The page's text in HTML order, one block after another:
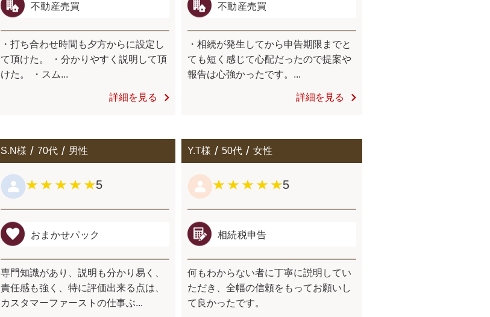
不動産売買
・打ち合わせ時間も⼣⽅からに設定し
て頂けた。 ・分かりやすく説明して頂
けた。 ・スム...
詳細を見る
不動産売買
・相続が発生してから申告期限までと
ても短く感じて心配だったので提案や
報告は心強かったです。...
詳細を見る
S.N様 70代 男性
5
おまかせパック
専⾨知識があり、説明も分かり易く、
責任感も強く、特に評価出来る点は、
カスタマーファーストの仕事ぶ...
Y.T様 50代 女性
5
相続税申告
何もわからない者に丁寧に説明してい
ただき、全幅の信頼をもってお願いし
て良かったです。